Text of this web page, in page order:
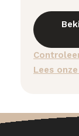
Lees